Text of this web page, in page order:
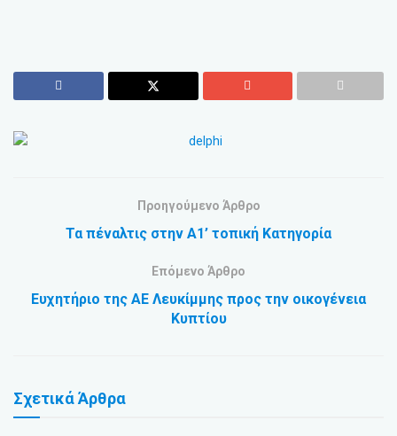
Προηγούμενο Άρθρο
Τα πέναλτις στην Α1’ τοπική Κατηγορία
Επόμενο Άρθρο
Ευχητήριο της ΑΕ Λευκίμμης προς την οικογένεια
Κυπτίου
ΣχετικάΆρθρα